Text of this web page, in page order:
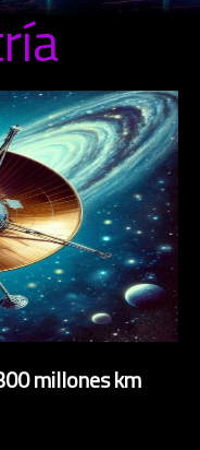
millones km